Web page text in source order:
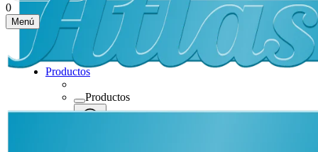
0
Menú
Productos
Productos